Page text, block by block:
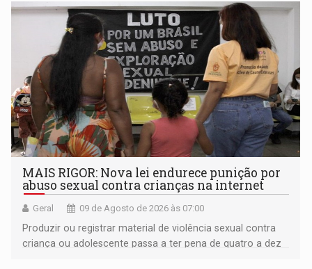
MAIS RIGOR: Nova lei endurece punição por
abuso sexual contra crianças na internet
Geral 09 de Agosto de 2026 às 07:00
Produzir ou registrar material de violência sexual contra
criança ou adolescente passa a ter pena de quatro a dez